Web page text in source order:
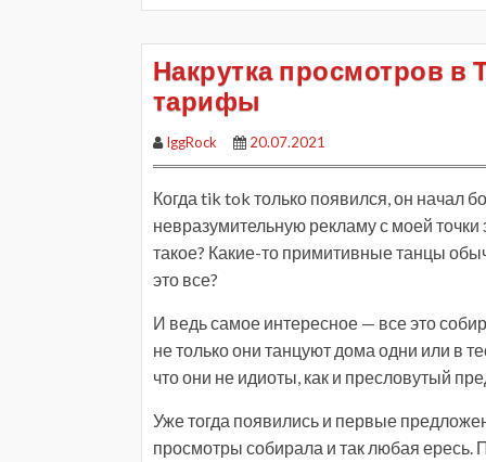
Накрутка просмотров в
тарифы
IggRock 20.07.2021
Когда tik tok только появился, он начал
невразумительную рекламу с моей
такое? Какие-то примитивные танцы
это все?
И ведь самое интересное — все это
не только они танцуют дома одни или в
что они не идиоты, как и пресловутый
Уже тогда появились и первые
просмотры собирала и так любая ересь.